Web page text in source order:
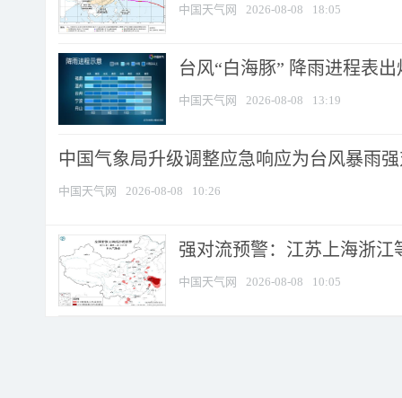
中国天气网 2026-08-08 18:05
台风“白海豚” 降雨进程表
中国天气网 2026-08-08 13:19
中国气象局升级调整应急响应为台风暴雨
中国天气网 2026-08-08 10:26
强对流预警：江苏上海浙江
中国天气网 2026-08-08 10:05